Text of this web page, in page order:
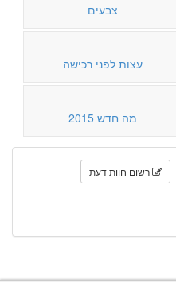
צבעים
עצות לפני רכישה
מה חדש 2015
רשום חוות דעת